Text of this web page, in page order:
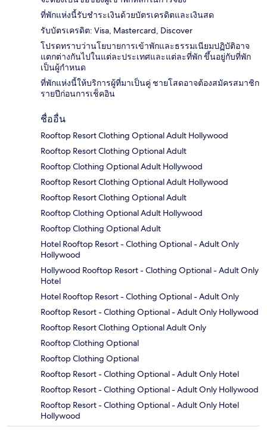
ที่พักแห่งนี้รับชำระเงินด้วยบัตรเครดิตและเงินสด
รับบัตรเครดิต: Visa, Mastercard, Discover
โปรดทราบว่านโยบายการเข้าพักและธรรมเนียมปฏิบัติอาจ
แตกต่างกันไปในแต่ละประเทศและแต่ละที่พัก ขึ้นอยู่กับที่พัก
เป็นผู้กำหนด
ที่พักแห่งนี้ให้บริการผู้ที่มาเป็นคู่ ชายโสดอาจต้องสมัครสมาชิก
รายปีก่อนการเช็คอิน
ชื่ออื่น
Rooftop Resort Clothing Optional Adult Hollywood
Rooftop Resort Clothing Optional Adult
Rooftop Clothing Optional Adult Hollywood
Rooftop Resort Clothing Optional Adult Hollywood
Rooftop Resort Clothing Optional Adult
Rooftop Clothing Optional Adult Hollywood
Rooftop Clothing Optional Adult
Hotel Rooftop Resort - Clothing Optional - Adult Only
Hollywood
Hollywood Rooftop Resort - Clothing Optional - Adult Only
Hotel
Hotel Rooftop Resort - Clothing Optional - Adult Only
Rooftop Resort - Clothing Optional - Adult Only Hollywood
Rooftop Resort Clothing Optional Adult Only
Rooftop Clothing Optional
Rooftop Clothing Optional
Rooftop Resort - Clothing Optional - Adult Only Hotel
Rooftop Resort - Clothing Optional - Adult Only Hollywood
Rooftop Resort - Clothing Optional - Adult Only Hotel
Hollywood